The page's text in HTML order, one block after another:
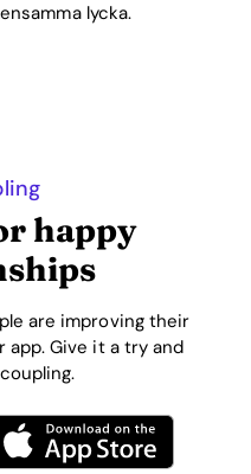
lycka.
happy
are improving their
app. Give it a try and